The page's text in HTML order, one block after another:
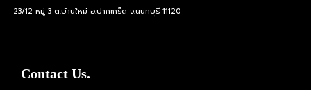
23/12 หมู่ 3 ต.บ้านใหม่ อ.ปากเกร็ด จ.นนทบุรี 11120
Contact Us.